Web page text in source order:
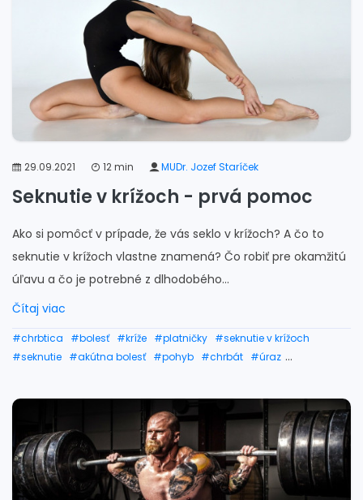
#cviky na poškodené platničky
29.09.2021 12 min MUDr. Jozef Staríček
Seknutie v krížoch - prvá pomoc
Ako si pomôcť v prípade, že vás seklo v krížoch? A čo to
seknutie v krížoch vlastne znamená? Čo robiť pre okamžitú
úľavu a čo je potrebné z dlhodobého...
Čítaj viac
#chrbtica #bolesť #kríže #platničky #seknutie v krížoch
#seknutie #akútna bolesť #pohyb #chrbát #úraz
#seknutie v krížoch v tehotenstve
#bolesti chrbta